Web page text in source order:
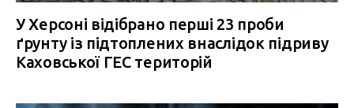
У Херсоні відібрано перші 23 проби
ґрунту із підтоплених внаслідок підриву
Каховської ГЕС територій